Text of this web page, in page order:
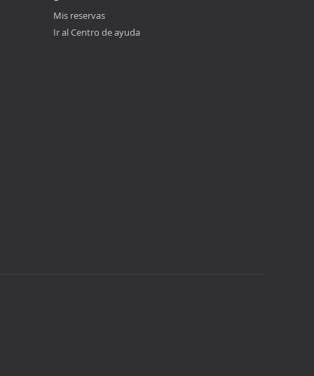
Mis reservas
Ir al Centro de ayuda